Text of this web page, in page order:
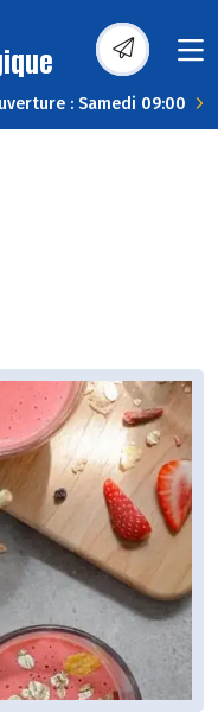
: Samedi 09:00